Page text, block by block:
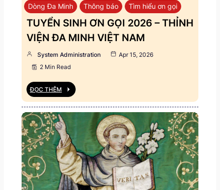
Dòng Đa Minh Thông báo Tìm hiểu ơn gọi
TUYỂN SINH ƠN GỌI 2026 – THỈNH
VIỆN ĐA MINH VIỆT NAM
System Administration
Apr 15, 2026
2 Min Read
ĐỌC THÊM